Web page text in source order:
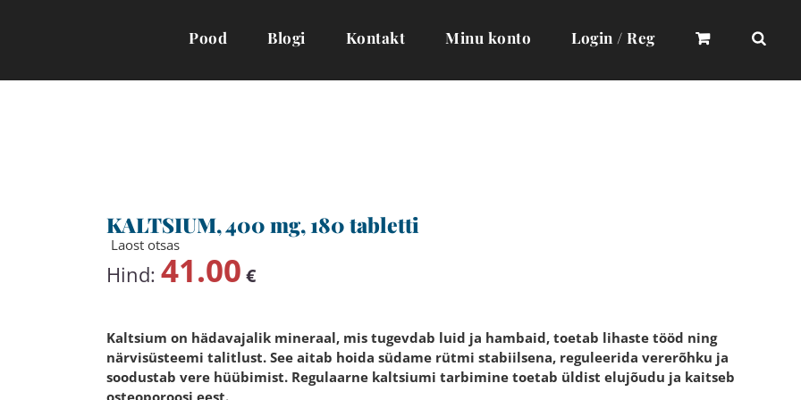
Pood Blogi Kontakt Minu konto Login / Reg
KALTSIUM, 400 mg, 180 tabletti
Laost otsas
Hind: 41.00 €
Kaltsium on hädavajalik mineraal, mis tugevdab luid ja hambaid, toetab lihaste tööd ning
närvisüsteemi talitlust. See aitab hoida südame rütmi stabiilsena, reguleerida vererõhku ja
soodustab vere hüübimist. Regulaarne kaltsiumi tarbimine toetab üldist elujõudu ja kaitseb
osteoporoosi eest.